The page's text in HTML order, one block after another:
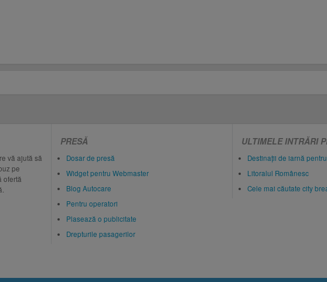
vă ajută să
pe
ofertă
PRESĂ
Dosar de presă
Widget pentru Webmaster
Blog Autocare
Pentru operatori
Plasează o publicitate
Drepturile pasagerilor
ULTIMELE INTRĂRI
Destinații de iarnă
Litoralul Românesc
Cele mai căutate city